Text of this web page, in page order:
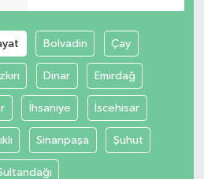
Bolvadin Çay
Dinar Emirdağ
İhsaniye İscehisar
Sinanpaşa Şuhut